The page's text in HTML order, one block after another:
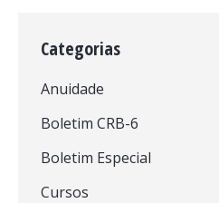
Categorias
Anuidade
Boletim CRB-6
Boletim Especial
Cursos